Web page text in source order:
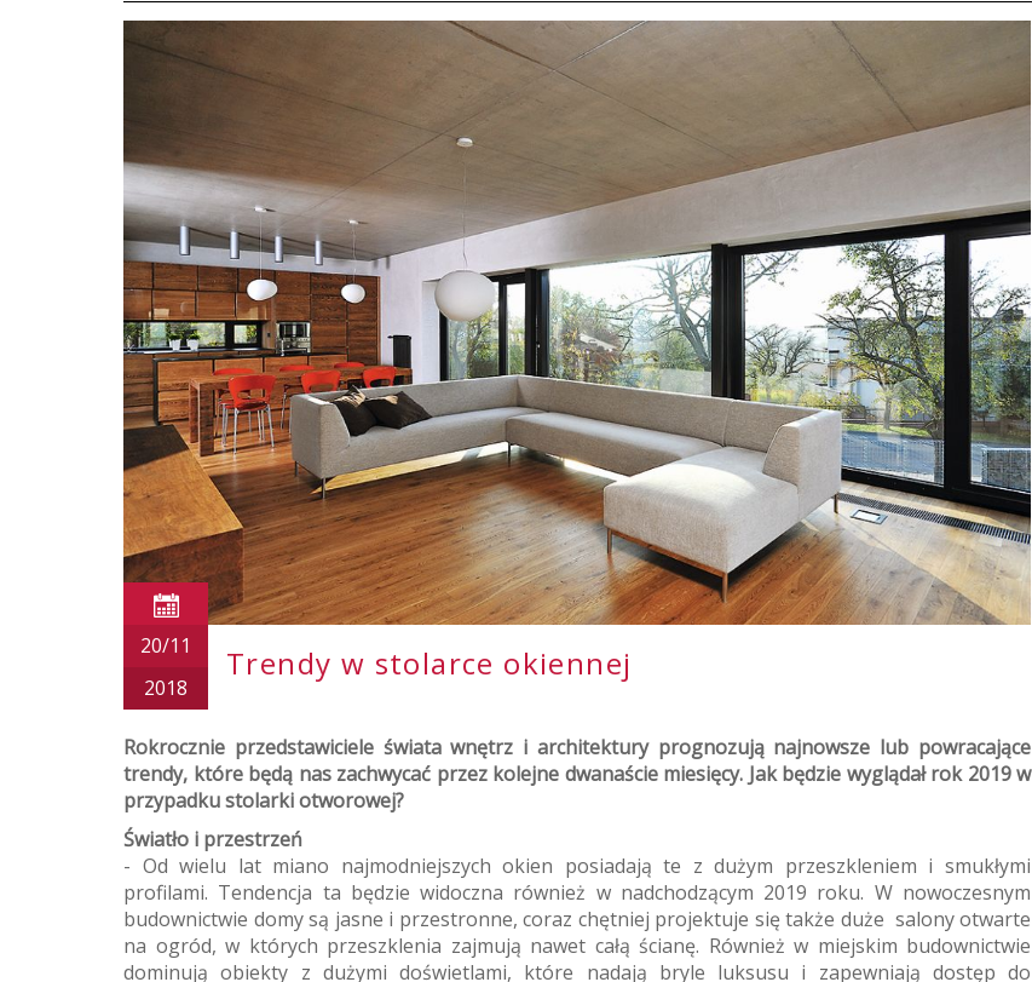
20/11
2018
Trendy w stolarce okiennej
Rokrocznie przedstawiciele świata wnętrz i architektury prognozują najnowsze lub powracające
trendy, które będą nas zachwycać przez kolejne dwanaście miesięcy. Jak będzie wyglądał rok 2019 w
przypadku stolarki otworowej?
Światło i przestrzeń
- Od wielu lat miano najmodniejszych okien posiadają te z dużym przeszkleniem i smukłymi
profilami. Tendencja ta będzie widoczna również w nadchodzącym 2019 roku. W nowoczesnym
budownictwie domy są jasne i przestronne, coraz chętniej projektuje się także duże salony otwarte
na ogród, w których przeszklenia zajmują nawet całą ścianę. Również w miejskim budownictwie
dominują obiekty z dużymi doświetlami, które nadają bryle luksusu i zapewniają dostęp do